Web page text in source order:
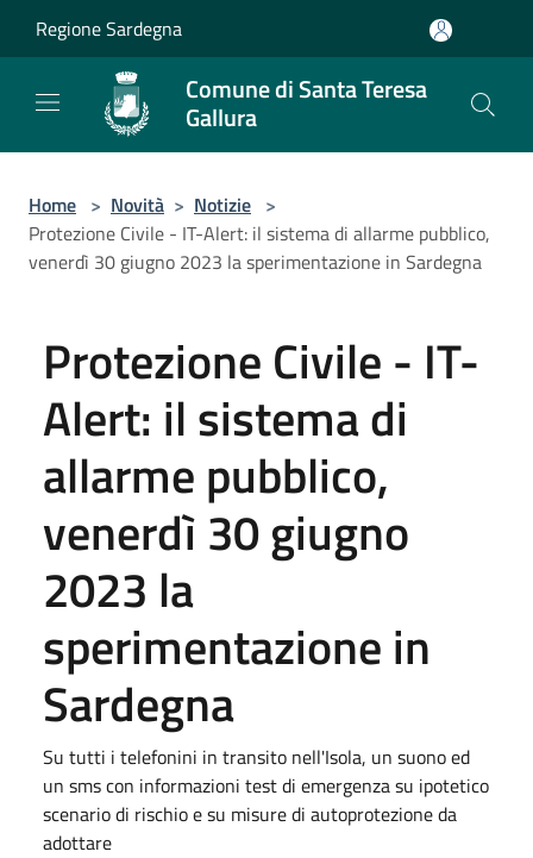
Regione Sardegna
Comune di Santa Teresa
Gallura
Home > Novità > Notizie >
Protezione Civile - IT-Alert: il sistema di allarme pubblico,
venerdì 30 giugno 2023 la sperimentazione in Sardegna
Protezione Civile - IT-
Alert: il sistema di
allarme pubblico,
venerdì 30 giugno
2023 la
sperimentazione in
Sardegna
Su tutti i telefonini in transito nell'Isola, un suono ed
un sms con informazioni test di emergenza su ipotetico
scenario di rischio e su misure di autoprotezione da
adottare